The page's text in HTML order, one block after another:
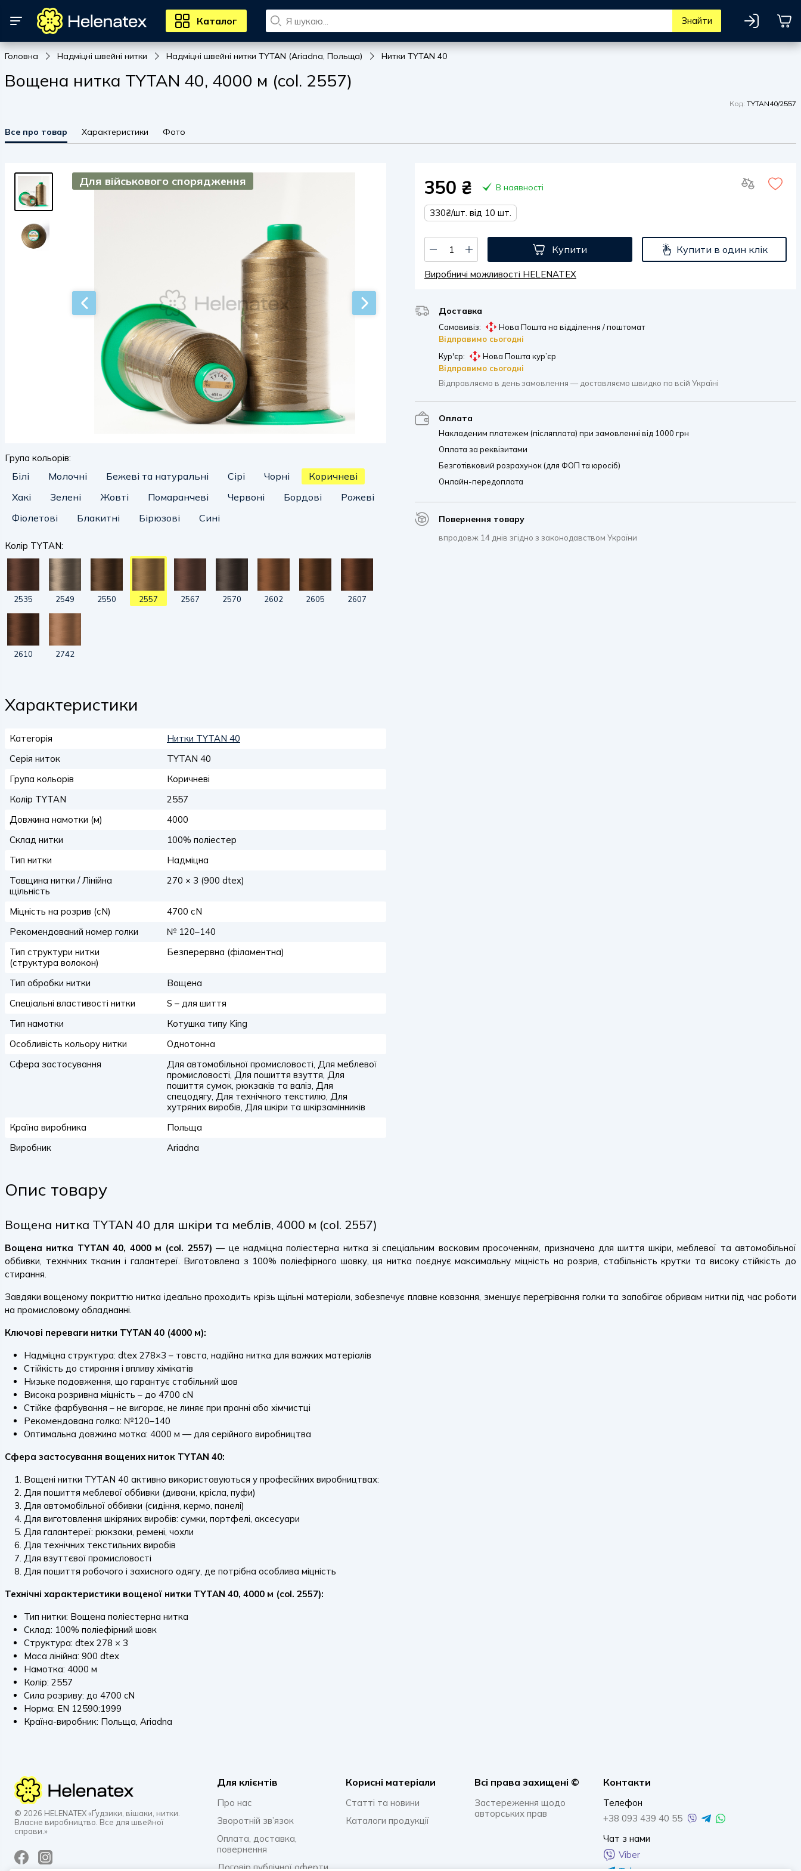
Каталог Знайти
Головна Надміцні швейні нитки Надміцні швейні нитки TYTAN (Ariadna, Польща) Нитки TYTAN 40
Вощена нитка TYTAN 40, 4000 м (col. 2557)
Код: TYTAN40/2557
Все про товар Характеристики Фото
Для військового спорядження
Для військового спорядження
Група кольорів:
Білі Молочні Бежеві та натуральні Сірі Чорні
Коричневі
Хакі
Зелені Жовті Помаранчеві Червоні Бордові
Рожеві
Фіолетові
Блакитні Бірюзові Сині
Колір TYTAN:
2535 2549 2550 2557 2567 2570 2602 2605 2607
2610 2742
350 ₴ В наявності
330₴/шт. від 10 шт.
Купити Купити в один клік
Виробничі можливості HELENATEX
Доставка
Самовивіз:
Нова Пошта на відділення / поштомат
Відправимо сьогодні
Кур'єр:
Нова Пошта кур’єр
Відправимо сьогодні
Відправляємо в день замовлення — доставляємо швидко по всій Україні
Оплата
Накладеним платежем (післяплата) при замовленні від 1000 грн
Оплата за реквізитами
Безготівковий розрахунок (для ФОП та юросіб)
Онлайн-передоплата
Повернення товару
впродовж 14 днів згідно з законодавством України
Характеристики
Категорія
Нитки TYTAN 40
Серія ниток
TYTAN 40
Група кольорів
Коричневі
Колір TYTAN
2557
Довжина намотки (м)
4000
Склад нитки
100% поліестер
Тип нитки
Надміцна
Товщина нитки / Лінійна
щільність
270 × 3 (900 dtex)
Міцність на розрив (сN)
4700 сN
Рекомендований номер голки
№ 120–140
Тип структури нитки
(структура волокон)
Безперервна (філаментна)
Тип обробки нитки
Вощена
Спеціальні властивості нитки
S – для шиття
Тип намотки
Котушка типу King
Особливість кольору нитки
Однотонна
Сфера застосування
Для автомобільної промисловості, Для меблевої
промисловості, Для пошиття взуття, Для
пошиття сумок, рюкзаків та валіз, Для
спецодягу, Для технічного текстилю, Для
хутряних виробів, Для шкіри та шкірзамінників
Країна виробника
Польща
Виробник
Ariadna
Опис товару
Вощена нитка TYTAN 40 для шкіри та меблів, 4000 м (col. 2557)
Вощена нитка TYTAN 40, 4000 м (col. 2557) — це надміцна поліестерна нитка зі спеціальним восковим просоченням, призначена для шиття шкіри, меблевої та автомобільної
оббивки, технічних тканин і галантереї. Виготовлена з 100% поліефірного шовку, ця нитка поєднує максимальну міцність на розрив, стабільність крутки та високу стійкість до
стирання.
Завдяки вощеному покриттю нитка ідеально проходить крізь щільні матеріали, забезпечує плавне ковзання, зменшує перегрівання голки та запобігає обривам нитки під час роботи
на промисловому обладнанні.
Ключові переваги нитки TYTAN 40 (4000 м):
Надміцна структура: dtex 278×3 – товста, надійна нитка для важких матеріалів
Стійкість до стирання і впливу хімікатів
Низьке подовження, що гарантує стабільний шов
Висока розривна міцність – до 4700 cN
Стійке фарбування – не вигорає, не линяє при пранні або хімчистці
Рекомендована голка: №120–140
Оптимальна довжина мотка: 4000 м — для серійного виробництва
Сфера застосування вощених ниток TYTAN 40:
Вощені нитки TYTAN 40 активно використовуються у професійних виробництвах:
Для пошиття меблевої оббивки (дивани, крісла, пуфи)
Для автомобільної оббивки (сидіння, кермо, панелі)
Для виготовлення шкіряних виробів: сумки, портфелі, аксесуари
Для галантереї: рюкзаки, ремені, чохли
Для технічних текстильних виробів
Для взуттєвої промисловості
Для пошиття робочого і захисного одягу, де потрібна особлива міцність
Технічні характеристики вощеної нитки TYTAN 40, 4000 м (col. 2557):
Тип нитки: Вощена поліестерна нитка
Склад: 100% поліефірний шовк
Структура: dtex 278 × 3
Маса лінійна: 900 dtex
Намотка: 4000 м
Колір: 2557
Сила розриву: до 4700 cN
Норма: EN 12590:1999
Країна-виробник: Польща, Ariadna
Для клієнтів
Про нас
Зворотній зв’язок
Оплата, доставка,
повернення
Договір публічної оферти
Корисні матеріали
Статті та новини
Каталоги продукції
Всi права захищенi ©
Застереження щодо
авторських прав
Контакти
Телефон
+38 093 439 40 55
Чат з нами
Viber
© 2026 HELENATEX «Ґудзики, вішаки, нитки.
Власне виробництво. Все для швейної
справи.»